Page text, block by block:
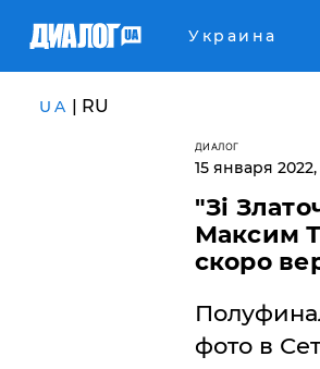
Украина
UA | RU
ДИАЛОГ
15 января 2022,
"Зі
Максим
скоро
фото в